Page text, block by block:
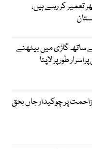
تعمیر کر رہے ہیں،
ساتھ گاڑی میں بیٹھنے
پر چوکیدار جاں بحق